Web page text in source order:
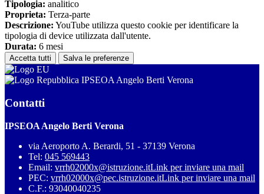
Tipologia: analitico
Proprieta: Terza-parte
Descrizione: YouTube utilizza questo cookie per identificare la
tipologia di device utilizzata dall'utente.
Durata: 6 mesi
Accetta tutti Salva le preferenze
IPSEOA Angelo Berti Verona
Contatti
IPSEOA Angelo Berti Verona
via Aeroporto A. Berardi, 51 - 37139 Verona
Tel: 045 569443
Email: vrrh02000x@istruzione.itLink per inviare una mail
PEC: vrrh02000x@pec.istruzione.itLink per inviare una mail
C.F.: 93040040235